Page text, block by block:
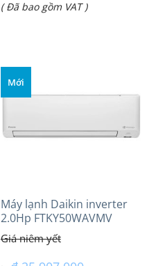
là:
Giá
₫ 36.100.000.
( Đã bao gồm VAT )
Mới
Máy lạnh Daikin inverter
2.0Hp FTKY50WAVMV